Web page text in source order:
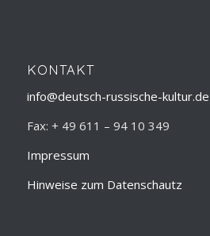
KONTAKT
info@deutsch-russische-kultur.de
Fax: + 49 611 – 94 10 349
Impressum
Hinweise zum Datenschautz